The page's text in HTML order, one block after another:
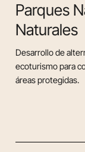
Parques
Naturales
Desarrollo de
ecoturismo para
áreas protegidas.